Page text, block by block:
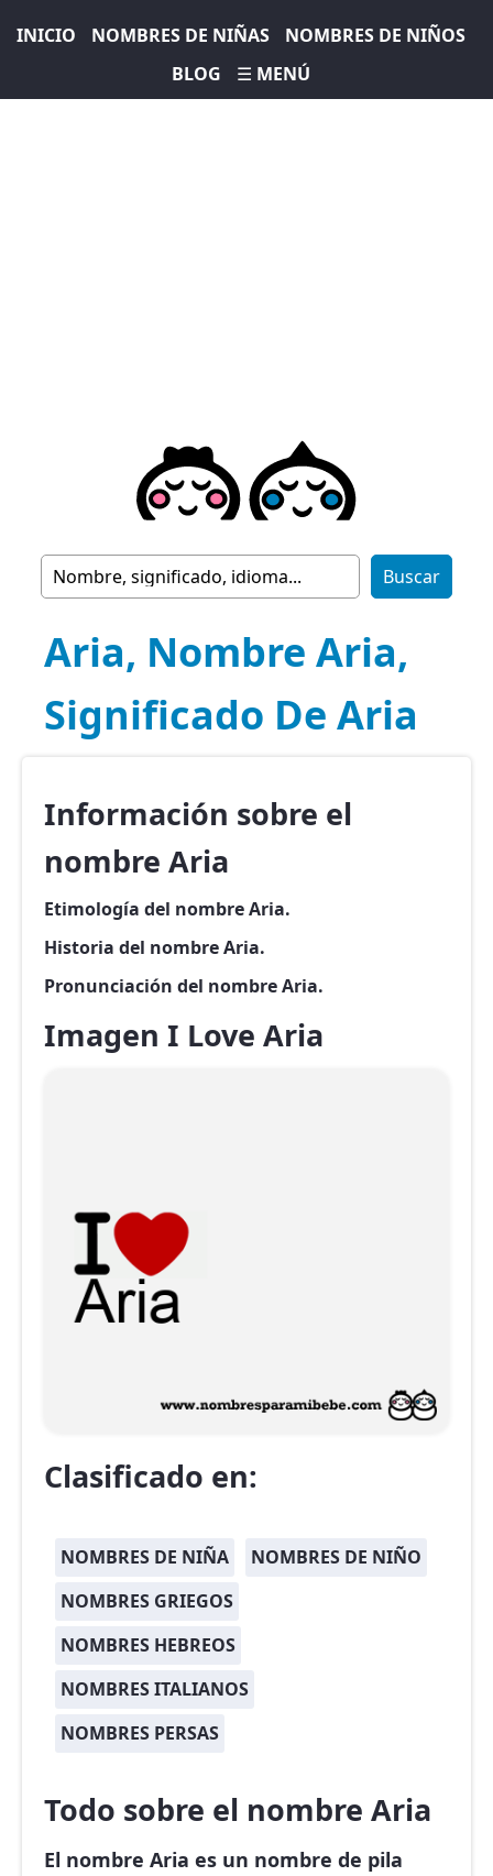
INICIO NOMBRES DE NIÑAS
NOMBRES DE NIÑOS
BLOG
☰ MENÚ
Aria, Nombre Aria,
Significado De Aria
Información sobre el
nombre Aria
Etimología del nombre Aria.
Historia del nombre Aria.
Pronunciación del nombre Aria.
Imagen I Love Aria
Clasificado en:
NOMBRES DE NIÑA
NOMBRES DE NIÑO
NOMBRES GRIEGOS
NOMBRES HEBREOS
NOMBRES ITALIANOS
NOMBRES PERSAS
Todo sobre el nombre Aria
El nombre Aria es un nombre de pila